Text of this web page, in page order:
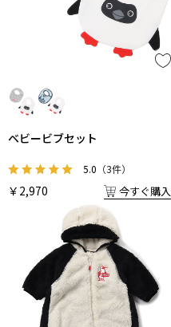
ベビービブセット
5.0 （3件）
￥2,970 今すぐ購入